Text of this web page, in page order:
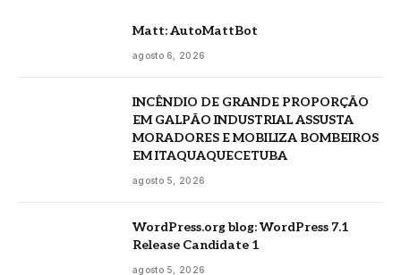
Matt: AutoMattBot
agosto 6, 2026
INCÊNDIO DE GRANDE PROPORÇÃO
EM GALPÃO INDUSTRIAL ASSUSTA
MORADORES E MOBILIZA BOMBEIROS
EM ITAQUAQUECETUBA
agosto 5, 2026
WordPress.org blog: WordPress 7.1
Release Candidate 1
agosto 5, 2026